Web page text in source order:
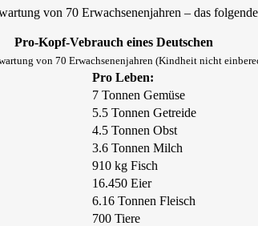
von 70 Erwachsenenjahren – das
Pro-Kopf-Vebrauch eines Deutschen
von 70 Erwachsenenjahren (Kindheit nicht
Pro Leben:
7 Tonnen Gemüse
5.5 Tonnen Getreide
4.5 Tonnen Obst
3.6 Tonnen Milch
910 kg Fisch
16.450 Eier
6.16 Tonnen Fleisch
700 Tiere